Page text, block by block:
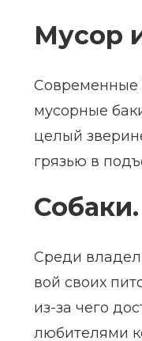
Мусор
Современные
мусорные
целый
грязью в
Собаки.
Среди
вой своих
из-за чего
любителями